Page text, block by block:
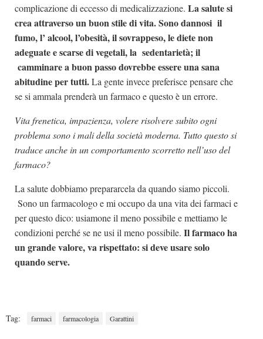
complicazione di eccesso di medicalizzazione. La salute si
crea attraverso un buon stile di vita. Sono dannosi il
fumo, l’ alcool, l’obesità, il sovrappeso, le diete non
adeguate e scarse di vegetali, la sedentarietà; il
camminare a buon passo dovrebbe essere una sana
abitudine per tutti.La gente invece preferisce pensare che
se si ammala prenderà un farmaco e questo è un errore.
Vita frenetica, impazienza, volere risolvere subito ogni
problema sono i mali della società moderna. Tutto questo si
traduce anche in un comportamento scorretto nell’uso del
farmaco?
La salute dobbiamo prepararcela da quando siamo piccoli.
Sono un farmacologo e mi occupo da una vita dei farmaci e
per questo dico: usiamone il meno possibile e mettiamo le
condizioni perché se ne usi il meno possibile. Il farmaco ha
un grande valore, va rispettato: si deve usare solo
quando serve.
Tag: farmaci farmacologia Garattini